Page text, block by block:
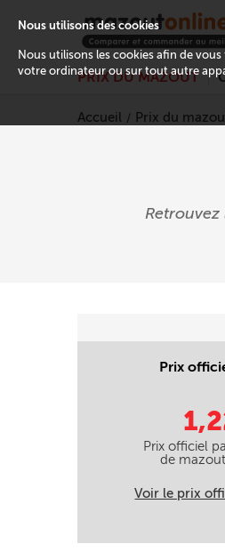
PRIX DU MAZOUT
Accueil Prix du
Prix
Prix officiel
de
Voir le prix
Nous utilisons des cookies
Nous utilisons les cookies afin de
votre ordinateur ou sur tout autre